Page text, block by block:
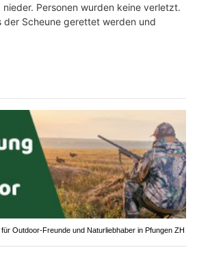
Personen wurden keine verletzt.
der Scheune gerettet werden und
Outdoor-Freunde und Naturliebhaber in Pfungen ZH